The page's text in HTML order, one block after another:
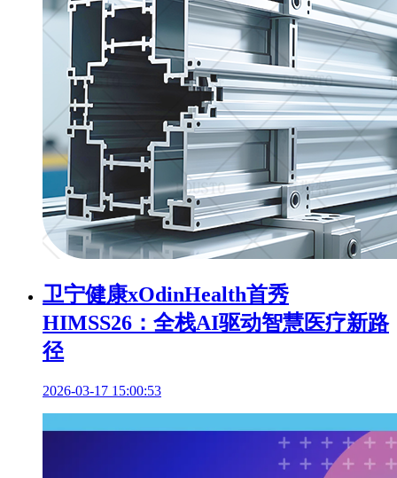
卫宁健康xOdinHealth首秀
HIMSS26：全栈AI驱动智慧医疗新路
径
2026-03-17 15:00:53